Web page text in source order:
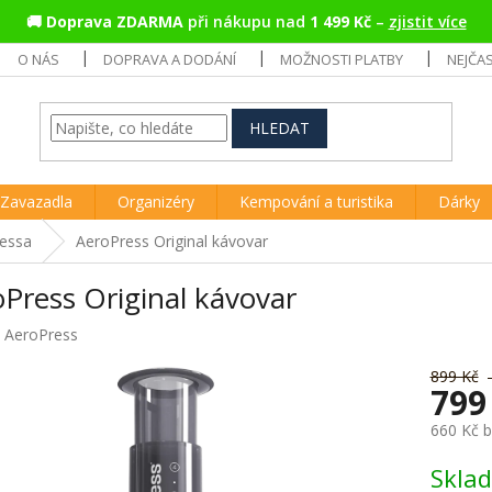
🚚 Doprava ZDARMApři nákupu nad 1 499 Kč– zjistit více
O NÁS DOPRAVA A DODÁNÍ MOŽNOSTI PLATBY
HLEDAT
Zavazadla Organizéry Kempování a turistika Dárky
AeroPress Original kávovar
Original kávovar
AeroPress
899 Kč
660 Kč
cena: